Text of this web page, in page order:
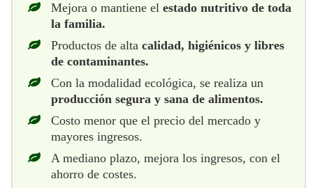
Mejora o mantiene el estado nutritivo de toda
la familia.
Productos de alta calidad, higiénicos y libres
de contaminantes.
Con la modalidad ecológica, se realiza un
producción segura y sana de alimentos.
Costo menor que el precio del mercado y
mayores ingresos.
A mediano plazo, mejora los ingresos, con el
ahorro de costes.